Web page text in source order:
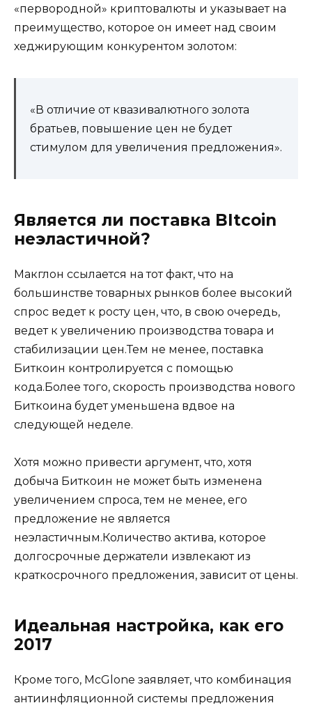
«первородной» криптовалюты и указывает на
преимущество, которое он имеет над своим
хеджирующим конкурентом золотом:
«В отличие от квазивалютного золота
братьев, повышение цен не будет
стимулом для увеличения предложения».
Является ли поставка BItcoin
неэластичной?
Макглон ссылается на тот факт, что на
большинстве товарных рынков более высокий
спрос ведет к росту цен, что, в свою очередь,
ведет к увеличению производства товара и
стабилизации цен.Тем не менее, поставка
Биткоин контролируется с помощью
кода.Более того, скорость производства нового
Биткоина будет уменьшена вдвое на
следующей неделе.
Хотя можно привести аргумент, что, хотя
добыча Биткоин не может быть изменена
увеличением спроса, тем не менее, его
предложение не является
неэластичным.Количество актива, которое
долгосрочные держатели извлекают из
краткосрочного предложения, зависит от цены.
Идеальная настройка, как его
2017
Кроме того, McGlone заявляет, что комбинация
антиинфляционной системы предложения